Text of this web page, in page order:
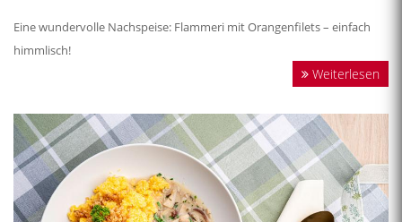
Eine wundervolle Nachspeise: Flammeri mit Orangenfilets – einfach
himmlisch!
Weiterlesen